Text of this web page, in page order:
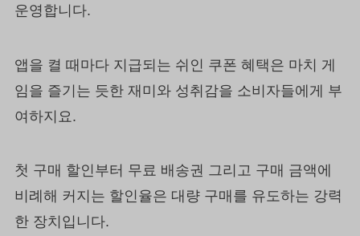
운영합니다.
앱을 켤 때마다 지급되는 쉬인 쿠폰 혜택은 마치 게
임을 즐기는 듯한 재미와 성취감을 소비자들에게 부
여하지요.
첫 구매 할인부터 무료 배송권 그리고 구매 금액에
비례해 커지는 할인율은 대량 구매를 유도하는 강력
한 장치입니다.